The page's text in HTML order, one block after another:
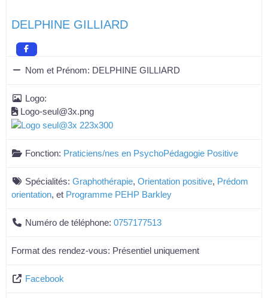
DELPHINE GILLIARD
Nom et Prénom: DELPHINE GILLIARD
Logo:
Logo-seul@3x.png
Fonction: Praticiens/nes en PsychoPédagogie Positive
Spécialités: Graphothérapie, Orientation positive, Prédom
orientation, et Programme PEHP Barkley
Numéro de téléphone: 0757177513
Format des rendez-vous: Présentiel uniquement
Facebook